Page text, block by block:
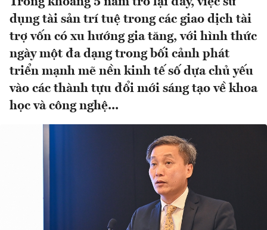
dụng tài sản trí tuệ trong các giao dịch tài
trợ vốn có xu hướng gia tăng, với hình thức
ngày một đa dạng trong bối cảnh phát
triển mạnh mẽ nền kinh tế số dựa chủ yếu
vào các thành tựu đổi mới sáng tạo về khoa
học và công nghệ...